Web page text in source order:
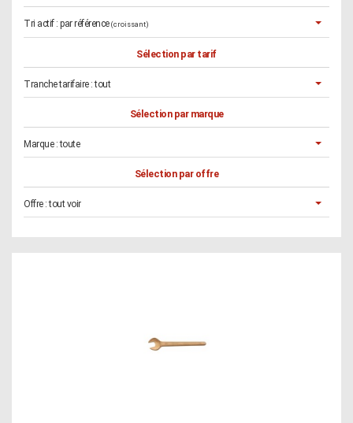
Tri actif : par référence (croissant)
Sélection par tarif
Tranche tarifaire :tout
Sélection par marque
Marque :toute
Sélection par offre
Offre :tout voir